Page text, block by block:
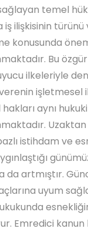
temel
ilişkisinin türünü
konusunda
Bu
ilkeleriyle
işletmesel
aynı
istihdam ve
da artmıştır.
uyum
Emredici kanun